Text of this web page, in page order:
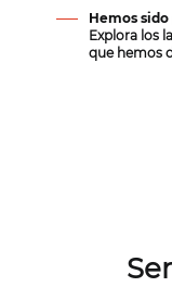
Hemos
Explora los
que hemos